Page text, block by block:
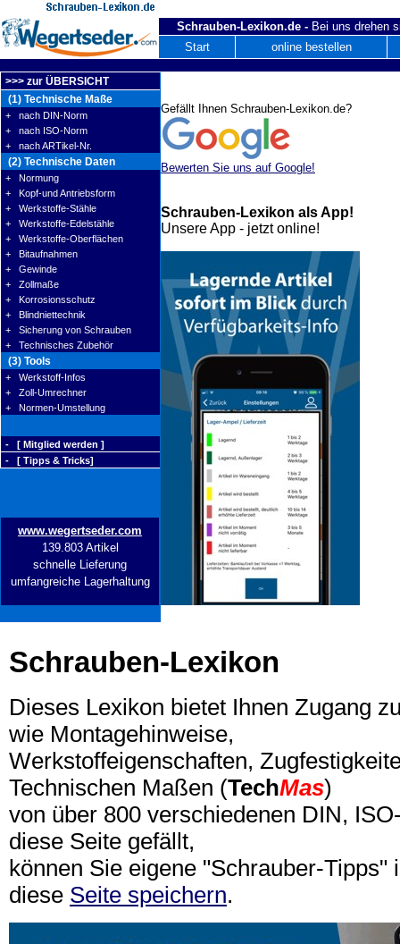
Schrauben-Lexikon.de - Bei uns drehen
Start
online bestellen
>>> zur ÜBERSICHT
(1) Technische Maße
+ nach DIN-Norm
+ nach ISO-Norm
+ nach ARTikel-Nr.
(2) Technische Daten
+ Normung
+ Kopf-und Antriebsform
+ Werkstoffe-Stähle
+ Werkstoffe-Edelstähle
+ Werkstoffe-Oberflächen
+ Bitaufnahmen
+ Gewinde
+ Zollmaße
+ Korrosionsschutz
+ Blindniettechnik
+ Sicherung von Schrauben
+ Technisches Zubehör
(3) Tools
+ Werkstoff-Infos
+ Zoll-Umrechner
+ Normen-Umstellung
- [ Mitglied werden ]
- [ Tipps & Tricks]
www.wegertseder.com
139.803 Artikel
schnelle Lieferung
umfangreiche Lagerhaltung
Schrauben-Lexikon
Dieses Lexikon bietet Ihnen Zugang
wie Montagehinweise,
Werkstoffeigenschaften,
Technischen Maßen (TechMas)
von über 800 verschiedenen DIN,
diese Seite gefällt,
können Sie eigene "Schrauber-Tipps"
diese Seite speichern.
Gefällt Ihnen Schrauben-Lexikon.de?
Bewerten Sie uns auf Google!
Schrauben-Lexikon als App!
Unsere App - jetzt online!